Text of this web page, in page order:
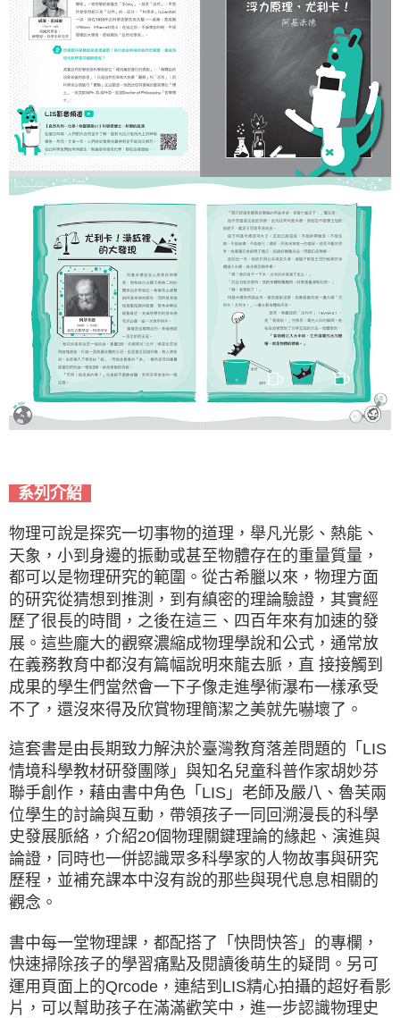
系列介紹
物理可說是探究一切事物的道理，舉凡光影、熱能、
天象，小到身邊的振動或甚至物體存在的重量質量，
都可以是物理研究的範圍。從古希臘以來，物理方面
的研究從猜想到推測，到有縝密的理論驗證，其實經
歷了很長的時間，之後在這三、四百年來有加速的發
展。這些龐大的觀察濃縮成物理學說和公式，通常放
在義務教育中都沒有篇幅說明來龍去脈，直 接接觸到
成果的學生們當然會一下子像走進學術瀑布一樣承受
不了，還沒來得及欣賞物理簡潔之美就先嚇壞了。
這套書是由長期致力解決於臺灣教育落差問題的「LIS
情境科學教材研發團隊」與知名兒童科普作家胡妙芬
聯手創作，藉由書中角色「LIS」老師及嚴八、魯芙兩
位學生的討論與互動，帶領孩子一同回溯漫長的科學
史發展脈絡，介紹20個物理關鍵理論的緣起、演進與
論證，同時也一併認識眾多科學家的人物故事與研究
歷程，並補充課本中沒有說的那些與現代息息相關的
觀念。
書中每一堂物理課，都配搭了「快問快答」的專欄，
快速掃除孩子的學習痛點及閱讀後萌生的疑問。另可
運用頁面上的Qrcode，連結到LIS精心拍攝的超好看影
片，可以幫助孩子在滿滿歡笑中，進一步認識物理史